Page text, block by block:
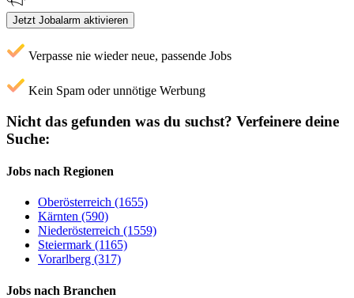
Jetzt Jobalarm aktivieren
Verpasse nie wieder neue, passende Jobs
Kein Spam oder unnötige Werbung
Nicht das gefunden was du suchst? Verfeinere deine
Suche:
Jobs nach Regionen
Oberösterreich (1655)
Kärnten (590)
Niederösterreich (1559)
Steiermark (1165)
Vorarlberg (317)
Jobs nach Branchen